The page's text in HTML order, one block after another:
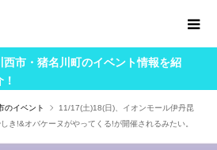
西市・猪名川町のイベント情報を紹
！
のイベント
11/17(土)18(日)、イオンモール伊丹昆
き!&オバケーヌがやってくる!が開催されるみたい。